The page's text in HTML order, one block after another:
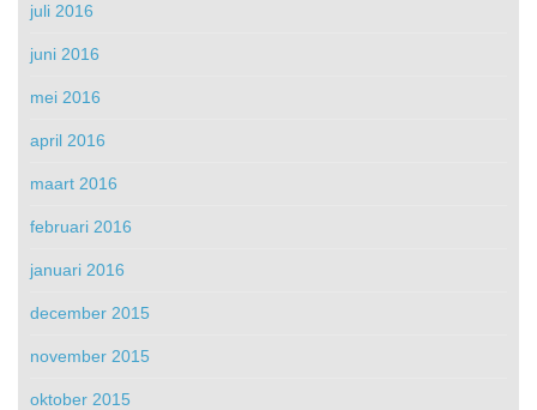
juli 2016
juni 2016
mei 2016
april 2016
maart 2016
februari 2016
januari 2016
december 2015
november 2015
oktober 2015